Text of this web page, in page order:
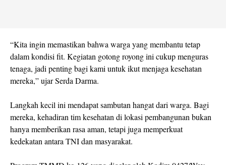
“Kita ingin memastikan bahwa warga yang membantu tetap
dalam kondisi fit. Kegiatan gotong royong ini cukup menguras
tenaga, jadi penting bagi kami untuk ikut menjaga kesehatan
mereka,” ujar Serda Darma.
Langkah kecil ini mendapat sambutan hangat dari warga. Bagi
mereka, kehadiran tim kesehatan di lokasi pembangunan bukan
hanya memberikan rasa aman, tetapi juga memperkuat
kedekatan antara TNI dan masyarakat.